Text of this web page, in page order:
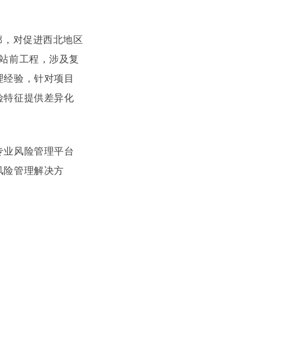
对促进西北地区
前工程，涉及复
验，针对项目
特征提供差异化
风险管理平台
险管理解决方